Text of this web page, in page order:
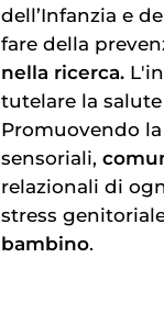
dell’Infanzia e
fare della
nella ricerca.
tutelare la
Promuovendo
sensoriali,
relazionali di
stress
bambino.